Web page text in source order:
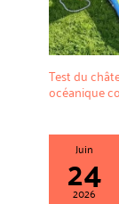
Test du
océanique
Juin
24
2026